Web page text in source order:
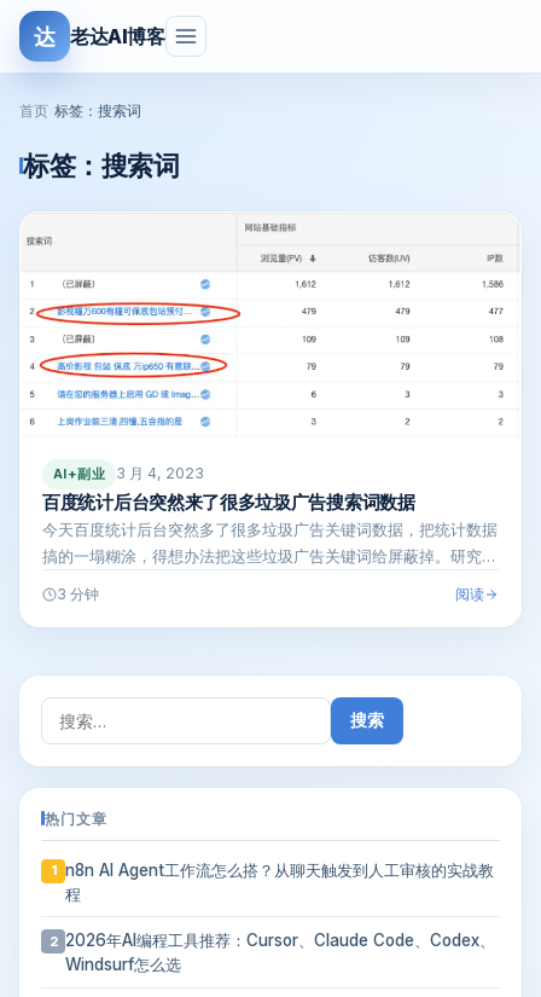
达 老达AI博客
首页 标签：搜索词
标签： 搜索词
AI+副业 3 月 4, 2023
百度统计后台突然来了很多垃圾广告搜索词数据
今天百度统计后台突然多了很多垃圾广告关键词数据，把统计数据
搞的一塌糊涂，得想办法把这些垃圾广告关键词给屏蔽掉。研究了
3 分钟 阅读
搜
索：
热门文章
1
n8n AI Agent工作流怎么搭？从聊天触发到人工审核的实战教
程
2 2026年AI编程工具推荐：Cursor、Claude Code、Codex、
Windsurf怎么选